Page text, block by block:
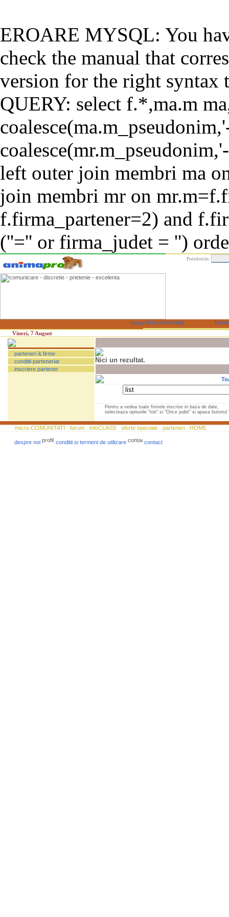
EROARE MYSQL: You
check the manual that
version for the right syntax
QUERY: select f.*,ma.m
left outer join membri ma
join membri mr on
f.firma_partener=2) and
(''='' or firma_judet = '')
Pseudonim:
Vineri, 7 August
parteneri & firme
conditii parteneriat
inscriere partener
Nici un rezultat.
Pentru a vedea toate firmele inscrise in baza de date,
selecteaza optiunile "toti" si "Orice judet" si apasa butonul
micro-COMUNITATI forum infoCLASS oferte speciale parteneri HOME
despre noi conditii si termeni de utilizare contact